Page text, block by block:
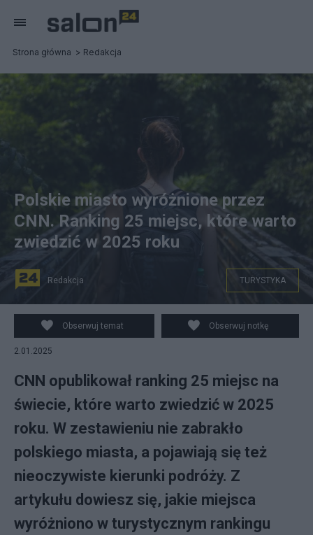
Strona główna Redakcja
na zdjęciu: turystka w trakcie podróży, zdjęcie
ilustracyjne. fot. CC0
Polskie miasto wyróżnione przez
CNN. Ranking 25 miejsc, które warto
zwiedzić w 2025 roku
Redakcja TURYSTYKA
Obserwuj temat Obserwuj notkę
2.01.2025
CNN opublikował ranking 25 miejsc na
świecie, które warto zwiedzić w 2025
roku. W zestawieniu nie zabrakło
polskiego miasta, a pojawiają się też
nieoczywiste kierunki podróży. Z
artykułu dowiesz się, jakie miejsca
wyróżniono w turystycznym rankingu